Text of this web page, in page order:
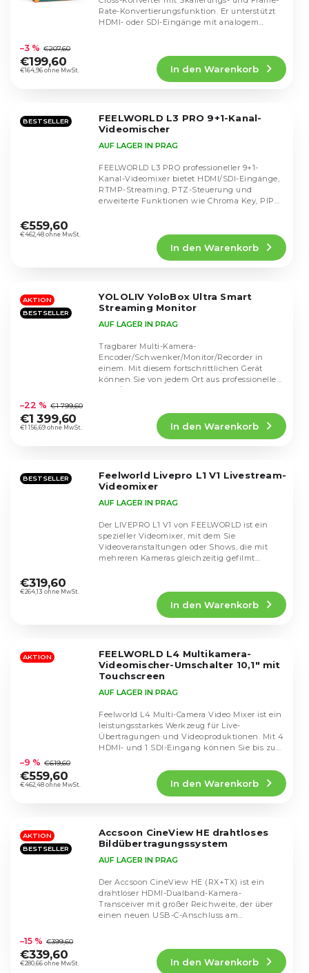
durchschnittliche
Produktbewertung
ist
Sternen.
€164,96 ohne MwSt.
–3 % €207,60
€199,60
In den Warenkorb
Rate-Konvertierungsfunktion. Er unterstützt
HDMI- oder SDI-Eingänge mit analogem
BESTSELLER
FEELWORLD L3 PRO 9+1-Kanal-
Videomischer
durchschnittliche
Produktbewertung
Sternen.
AUF LAGER IN PRAG
€462,48 ohne MwSt.
€559,60
In den Warenkorb
FEELWORLD L3 PRO professioneller 9+1-
Kanal-Videomixer bietet HDMI/SDI-Eingänge,
RTMP-Streaming, PTZ-Steuerung und
erweiterte Funktionen wie Chroma Key, PIP
AKTION
BESTSELLER
YOLOLIV YoloBox Ultra Smart
Streaming Monitor
durchschnittliche
Produktbewertung
ist
Sternen.
AUF LAGER IN PRAG
€1 156,69 ohne MwSt.
–22 % €1 799,60
€1 399,60
In den Warenkorb
Tragbarer Multi-Kamera-
Encoder/Schwenker/Monitor/Recorder in
einem. Mit diesem fortschrittlichen Gerät
können Sie von jedem Ort aus professionelle
BESTSELLER
Feelworld Livepro L1 V1 Livestream-
Videomixer
durchschnittliche
Produktbewertung
Sternen.
AUF LAGER IN PRAG
€264,13 ohne MwSt.
€319,60
In den Warenkorb
Der LIVEPRO L1 V1 von FEELWORLD ist ein
spezieller Videomixer, mit dem Sie
Videoveranstaltungen oder Shows, die mit
mehreren Kameras gleichzeitig gefilmt
AKTION
FEELWORLD L4 Multikamera-
Videomischer-Umschalter 10,1" mit
Touchscreen
durchschnittliche
Produktbewertung
ist
Sternen.
AUF LAGER IN PRAG
€462,48 ohne MwSt.
–9 % €619,60
€559,60
In den Warenkorb
Feelworld L4 Multi-Camera Video Mixer ist ein
leistungsstarkes Werkzeug für Live-
Übertragungen und Videoproduktionen. Mit 4
HDMI- und 1 SDI-Eingang können Sie bis zu
AKTION
BESTSELLER
Accsoon CineView HE drahtloses
Bildübertragungssystem
durchschnittliche
Produktbewertung
ist
AUF LAGER IN PRAG
€280,66 ohne MwSt.
–15 % €399,60
€339,60
In den Warenkorb
Der Accsoon CineView HE (RX+TX) ist ein
drahtloser HDMI-Dualband-Kamera-
Transceiver mit großer Reichweite, der über
einen neuen USB-C-Anschluss am